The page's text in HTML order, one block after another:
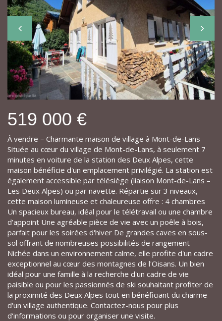
519 000 €
À vendre – Charmante maison de village à Mont-de-Lans
Située au cœur du village de Mont-de-Lans, à seulement 7
minutes en voiture de la station des Deux Alpes, cette
maison bénéficie d'un emplacement privilégié. La station est
également accessible par télésiège (liaison Mont-de-Lans –
Les Deux Alpes) ou par navette. Répartie sur 3 niveaux,
cette maison lumineuse et chaleureuse offre : 4 chambres
Un spacieux bureau, idéal pour le télétravail ou une chambre
d'appoint Une agréable pièce de vie avec un poêle à bois,
parfait pour les soirées d'hiver De grandes caves en sous-
sol offrant de nombreuses possibilités de rangement
Nichée dans un environnement calme, elle profite d'un cadre
exceptionnel au cœur des montagnes de l'Oisans. Un bien
idéal pour une famille à la recherche d'un cadre de vie
paisible ou pour les passionnés de ski souhaitant profiter de
la proximité des Deux Alpes tout en bénéficiant du charme
d'un village authentique. Contactez-nous pour plus
d'informations ou pour organiser une visite.